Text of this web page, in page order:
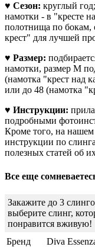
♥ Сезон: круглый
намотки - в "кресте
полотнища по бокам,
крест" для лучшей
♥ Размер:
намотки, размер М
(намотка "крест над
или до 48 (намотка
♥ Инструкции:
подробными
Кроме того, на
инструкции по
полезных статей об
Все еще
Закажите до 3
выберите слинг,
понравится вживую!
Бренд
Diva